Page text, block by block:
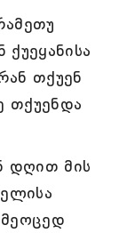
ქუეყანისა
თქუენ
დღით მის